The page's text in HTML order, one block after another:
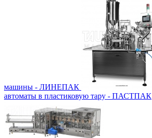
машины - ЛИНЕПАК
автоматы в пластиковую тару - ПАСТПАК